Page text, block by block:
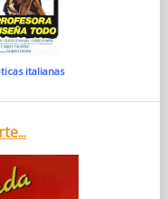
italianas